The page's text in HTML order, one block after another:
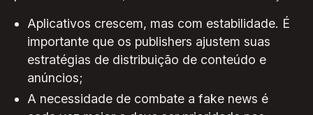
Aplicativos crescem, mas com estabilidade. É
importante que os publishers ajustem suas
estratégias de distribuição de conteúdo e
anúncios;
A necessidade de combate a fake news é